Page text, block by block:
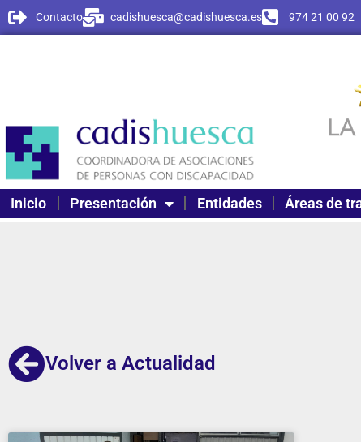
Contacto cadishuesca@cadishuesca.es 974 21 00 92
Inicio Presentación Entidades Áreas de
Volver a Actualidad